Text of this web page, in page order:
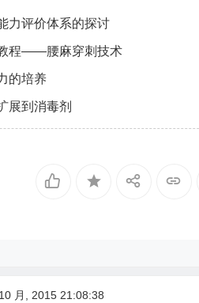
力评价体系的探讨
程——腰麻穿刺技术
的培养
展到消毒剂
月, 2015 21:08:38